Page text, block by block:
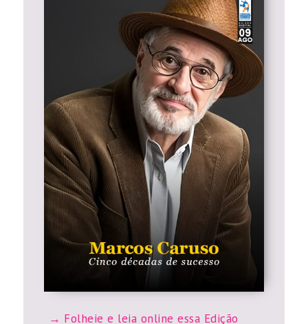
Folheie e leia online essa Edição